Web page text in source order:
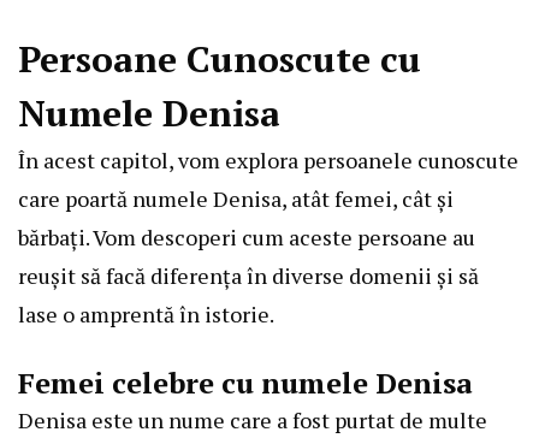
Persoane Cunoscute cu
Numele Denisa
În acest capitol, vom explora persoanele cunoscute
care poartă numele Denisa, atât femei, cât și
bărbați. Vom descoperi cum aceste persoane au
reușit să facă diferența în diverse domenii și să
lase o amprentă în istorie.
Femei celebre cu numele Denisa
Denisa este un nume care a fost purtat de multe